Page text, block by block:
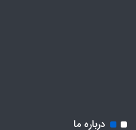
درباره ما